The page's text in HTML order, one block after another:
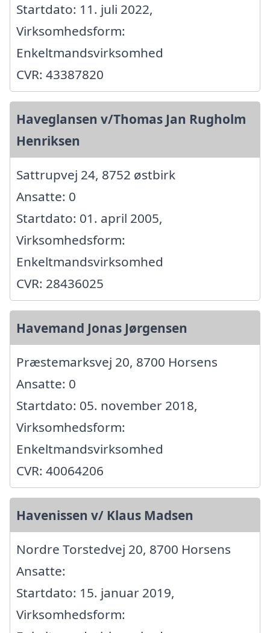
Startdato: 11. juli 2022,
Virksomhedsform:
Enkeltmandsvirksomhed
CVR: 43387820
Haveglansen v/Thomas Jan Rugholm
Henriksen
Sattrupvej 24, 8752 østbirk
Ansatte: 0
Startdato: 01. april 2005,
Virksomhedsform:
Enkeltmandsvirksomhed
CVR: 28436025
Havemand Jonas Jørgensen
Præstemarksvej 20, 8700 Horsens
Ansatte: 0
Startdato: 05. november 2018,
Virksomhedsform:
Enkeltmandsvirksomhed
CVR: 40064206
Havenissen v/ Klaus Madsen
Nordre Torstedvej 20, 8700 Horsens
Ansatte:
Startdato: 15. januar 2019,
Virksomhedsform: